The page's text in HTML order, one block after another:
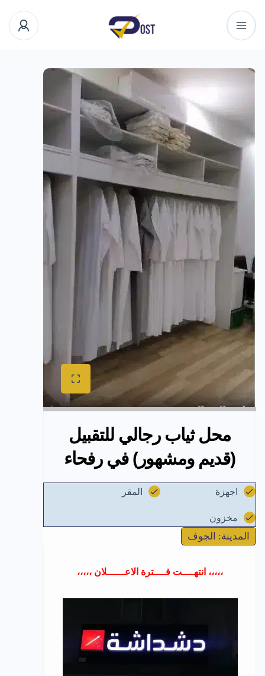
محل ثياب رجالي للتقبيل
(قديم ومشهور) في رفحاء
اجهزة المقر
مخزون
المدينة: الجوف
،،،،، انتهــــت فــــترة الاعــــــلان ،،،،،